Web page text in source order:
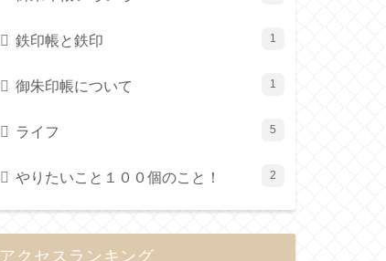
鉄印帳と鉄印 1
御朱印帳について 1
ライフ 5
やりたいこと１００個のこと！ 2
アクセスランキング